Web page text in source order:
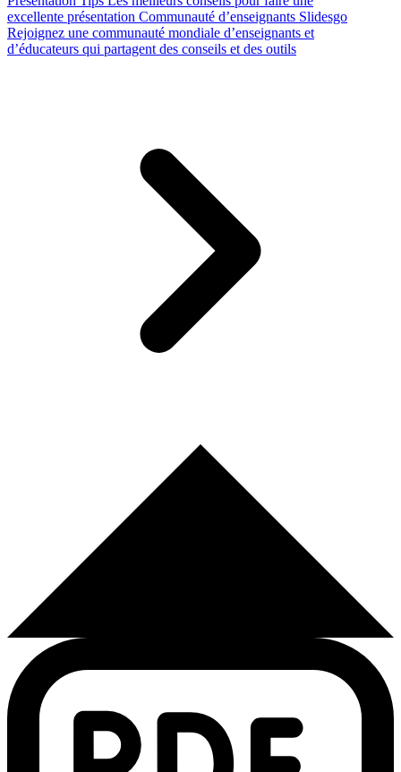
excellente présentation Communauté d’enseignants Slidesgo
Rejoignez une communauté mondiale d’enseignants et
d’éducateurs qui partagent des conseils et des outils